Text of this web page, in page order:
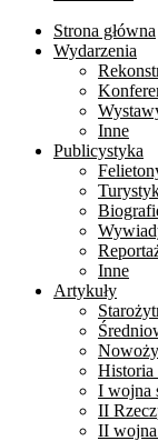
Strona główna
Wydarzenia
Inne
Publicystyka
Inne
Artykuły
I wojna
II
II